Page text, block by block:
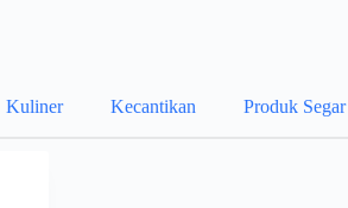
Kuliner Kecantikan Produk Segar